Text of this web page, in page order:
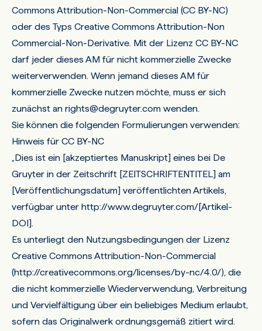
Commons Attribution-Non-Commercial (CC BY-NC)
oder des Typs Creative Commons Attribution-Non
Commercial-Non-Derivative. Mit der Lizenz CC BY-NC
darf jeder dieses AM für nicht kommerzielle Zwecke
weiterverwenden. Wenn jemand dieses AM für
kommerzielle Zwecke nutzen möchte, muss er sich
zunächst an rights@degruyter.comwenden.
Sie können die folgenden Formulierungen verwenden:
Hinweis für CC BY-NC
„Dies ist ein [akzeptiertes Manuskript] eines bei De
Gruyter in der Zeitschrift [ZEITSCHRIFTENTITEL] am
[Veröffentlichungsdatum] veröffentlichten Artikels,
verfügbar unter http://www.degruyter.com/[Artikel-
DOI].
Es unterliegt den Nutzungsbedingungen der Lizenz
Creative Commons Attribution-Non-Commercial
(http://creativecommons.org/licenses/by-nc/4.0/), die
die nicht kommerzielle Wiederverwendung, Verbreitung
und Vervielfältigung über ein beliebiges Medium erlaubt,
sofern das Originalwerk ordnungsgemäß zitiert wird.